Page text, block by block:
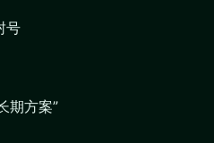
号
期方案”